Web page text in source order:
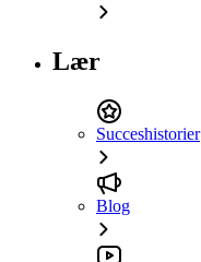
Lær
Succeshistorier
Blog